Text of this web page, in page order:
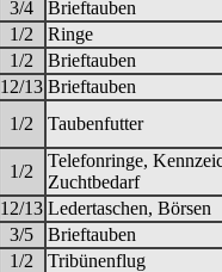
3/4
Brieftauben
1/2
Ringe
1/2
Brieftauben
12/13 Brieftauben
1/2 Taubenfutter
1/2
Telefonringe,
Zuchtbedarf
12/13 Ledertaschen, Börsen
3/5
Brieftauben
1/2
Tribünenflug